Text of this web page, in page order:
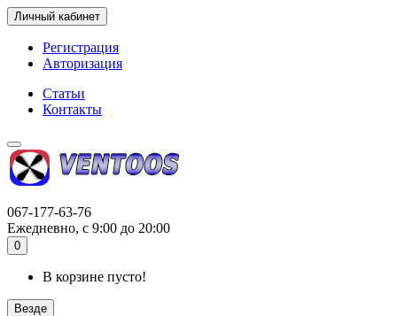
Личный кабинет
Регистрация
Авторизация
Статьи
Контакты
067-177-63-76
Ежедневно, с 9:00 до 20:00
0
В корзине пусто!
Везде